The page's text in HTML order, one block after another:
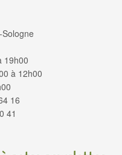
19h00
à 12h00
16
41